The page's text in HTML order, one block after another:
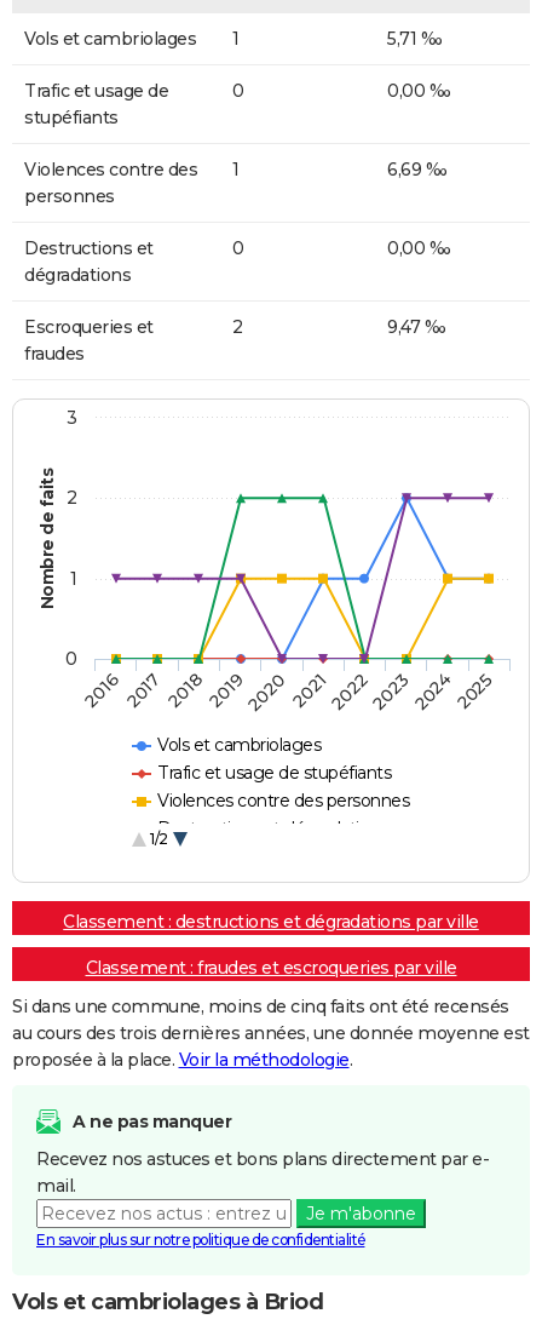
Vols et cambriolages 1 5,71 ‰
Trafic et usage de
stupéfiants
0 0,00 ‰
Violences contre des
personnes
1 6,69 ‰
Destructions et
dégradations
0 0,00 ‰
Escroqueries et
fraudes
2 9,47 ‰
Nombre de faits
Vols et cambriolages
Trafic et usage de stupéfiants
Violences contre des personnes
Destructions et dégradations
1/2
20162017 20182019202020212022202320242025
0
1
2
3
Classement : destructions et dégradations par ville
Classement : fraudes et escroqueries par ville
Si dans une commune, moins de cinq faits ont été recensés
au cours des trois dernières années, une donnée moyenne est
proposée à la place. Voir la méthodologie.
A ne pas manquer
Recevez nos astuces et bons plans directement par e-
mail.
Je m'abonne
En savoir plus sur notre politique de confidentialité
Vols et cambriolages à Briod